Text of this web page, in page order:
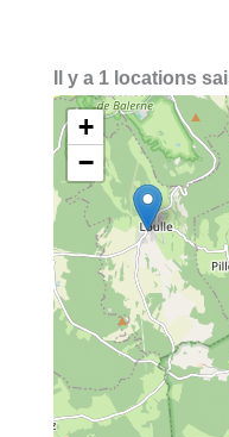
Il y a 1 locations
+
−